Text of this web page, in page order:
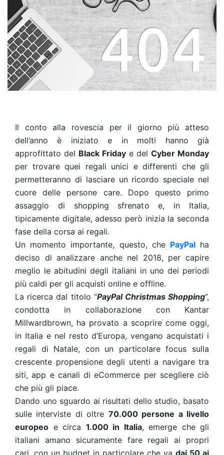
Il conto alla rovescia per il giorno più atteso
dell’anno è iniziato e in molti hanno già
approfittato del Black Friday e del Cyber Monday
per trovare quei regali unici e differenti che gli
permetteranno di lasciare un ricordo speciale nel
cuore delle persone care. Dopo questo primo
assaggio di shopping sfrenato e, in Italia,
tipicamente digitale, adesso però inizia la seconda
fase della corsa ai regali.
Un momento importante, questo, che PayPalha
deciso di analizzare anche nel 2018, per capire
meglio le abitudini degli italiani in uno dei periodi
più caldi per gli acquisti online e offline.
La ricerca dal titolo “PayPal Christmas Shopping”,
condotta in collaborazione con Kantar
Millwardbrown, ha provato a scoprire come oggi,
in Italia e nel resto d’Europa, vengano acquistati i
regali di Natale, con un particolare focus sulla
crescente propensione degli utenti a navigare tra
siti, app e canali di eCommerce per scegliere ciò
che più gli piace.
Dando uno sguardo ai risultati dello studio, basato
sulle interviste di oltre 70.000 persone a livello
europeo e circa 1.000 in Italia, emerge che gli
italiani amano sicuramente fare regali ai propri
cari, con un budget in particolare che va dai 50 ai